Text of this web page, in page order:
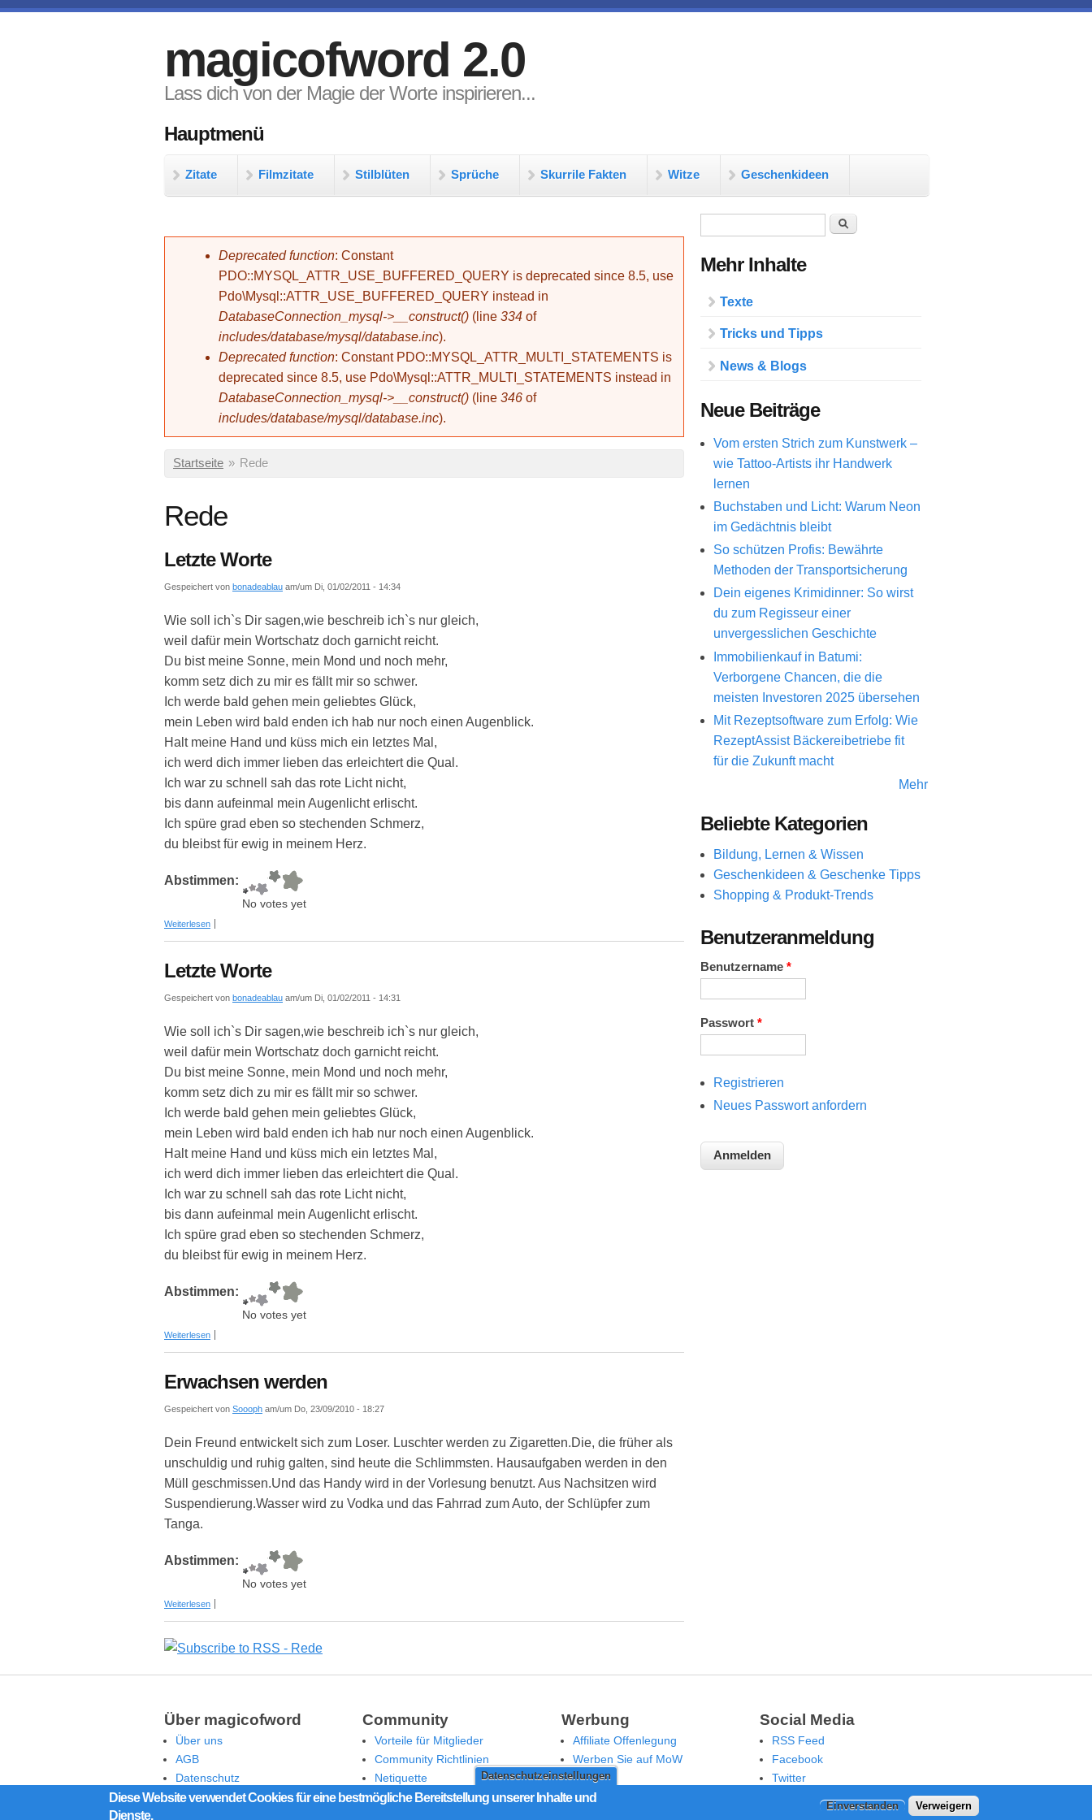
Datenschutzeinstellungen
Diese Website verwendet Cookies für eine bestmögliche Bereitstellung unserer Inhalte und
Dienste.
Einverstanden Verweigern
magicofword 2.0
Lass dich von der Magie der Worte inspirieren...
Hauptmenü
Zitate Filmzitate Stilblüten Sprüche Skurrile Fakten Witze Geschenkideen
Fehlermeldung
Deprecated function: Constant
PDO::MYSQL_ATTR_USE_BUFFERED_QUERY is deprecated since 8.5, use
Pdo\Mysql::ATTR_USE_BUFFERED_QUERY instead in
DatabaseConnection_mysql->__construct() (line 334 of
includes/database/mysql/database.inc).
Deprecated function: Constant PDO::MYSQL_ATTR_MULTI_STATEMENTS is
deprecated since 8.5, use Pdo\Mysql::ATTR_MULTI_STATEMENTS instead in
DatabaseConnection_mysql->__construct() (line 346 of
includes/database/mysql/database.inc).
Sie sind hier
Startseite » Rede
Rede
Letzte Worte
Gespeichert von bonadeablau am/um Di, 01/02/2011 - 14:34
Wie soll ich`s Dir sagen,wie beschreib ich`s nur gleich,
weil dafür mein Wortschatz doch garnicht reicht.
Du bist meine Sonne, mein Mond und noch mehr,
komm setz dich zu mir es fällt mir so schwer.
Ich werde bald gehen mein geliebtes Glück,
mein Leben wird bald enden ich hab nur noch einen Augenblick.
Halt meine Hand und küss mich ein letztes Mal,
ich werd dich immer lieben das erleichtert die Qual.
Ich war zu schnell sah das rote Licht nicht,
bis dann aufeinmal mein Augenlicht erlischt.
Ich spüre grad eben so stechenden Schmerz,
du bleibst für ewig in meinem Herz.
Abstimmen:
No votes yet
Weiterlesen über Letzte Worte
Letzte Worte
Gespeichert von bonadeablau am/um Di, 01/02/2011 - 14:31
Wie soll ich`s Dir sagen,wie beschreib ich`s nur gleich,
weil dafür mein Wortschatz doch garnicht reicht.
Du bist meine Sonne, mein Mond und noch mehr,
komm setz dich zu mir es fällt mir so schwer.
Ich werde bald gehen mein geliebtes Glück,
mein Leben wird bald enden ich hab nur noch einen Augenblick.
Halt meine Hand und küss mich ein letztes Mal,
ich werd dich immer lieben das erleichtert die Qual.
Ich war zu schnell sah das rote Licht nicht,
bis dann aufeinmal mein Augenlicht erlischt.
Ich spüre grad eben so stechenden Schmerz,
du bleibst für ewig in meinem Herz.
Abstimmen:
No votes yet
Weiterlesen über Letzte Worte
Erwachsen werden
Gespeichert von Soooph am/um Do, 23/09/2010 - 18:27
Dein Freund entwickelt sich zum Loser. Luschter werden zu Zigaretten.Die, die früher als
unschuldig und ruhig galten, sind heute die Schlimmsten. Hausaufgaben werden in den
Müll geschmissen.Und das Handy wird in der Vorlesung benutzt. Aus Nachsitzen wird
Suspendierung.Wasser wird zu Vodka und das Fahrrad zum Auto, der Schlüpfer zum
Tanga.
Abstimmen:
No votes yet
Weiterlesen über Erwachsen werden
Suche
Mehr Inhalte
Texte
Tricks und Tipps
News & Blogs
Neue Beiträge
Vom ersten Strich zum Kunstwerk –
wie Tattoo-Artists ihr Handwerk
lernen
Buchstaben und Licht: Warum Neon
im Gedächtnis bleibt
So schützen Profis: Bewährte
Methoden der Transportsicherung
Dein eigenes Krimidinner: So wirst
du zum Regisseur einer
unvergesslichen Geschichte
Immobilienkauf in Batumi:
Verborgene Chancen, die die
meisten Investoren 2025 übersehen
Mit Rezeptsoftware zum Erfolg: Wie
RezeptAssist Bäckereibetriebe fit
für die Zukunft macht
Mehr
Beliebte Kategorien
Bildung, Lernen & Wissen
Geschenkideen & Geschenke Tipps
Shopping & Produkt-Trends
Benutzeranmeldung
Benutzername *
Passwort *
Registrieren
Neues Passwort anfordern
Über magicofword
Über uns
AGB
Datenschutz
Rechtliche Hinweise
Community
Vorteile für Mitglieder
Community Richtlinien
Netiquette
Moderation
Werbung
Affiliate Offenlegung
Werben Sie auf MoW
Social Media
RSS Feed
Facebook
Twitter